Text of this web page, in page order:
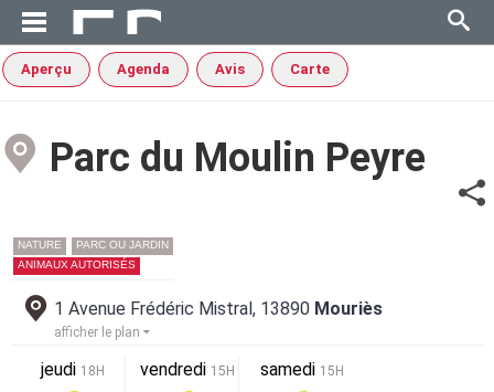
Aperçu Agenda Avis Carte
Parc du Moulin Peyre
NATURE
PARC OU JARDIN
ANIMAUX AUTORISÉS
1 Avenue Frédéric Mistral, 13890 Mouriès
afficher le plan
jeudi 18H vendredi 15H samedi 15H